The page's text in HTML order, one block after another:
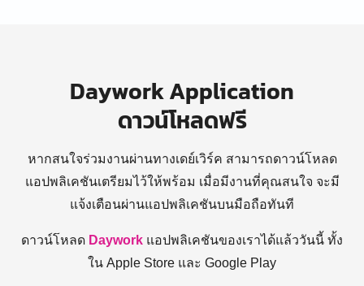
Daywork Application
ดาวน์โหลดฟรี
หากสนใจร่วมงานผ่านทางเดย์เวิร์ค สามารถดาวน์โหลด
แอปพลิเคชันเตรียมไว้ให้พร้อม เมื่อมีงานที่คุณสนใจ จะมี
แจ้งเตือนผ่านแอปพลิเคชันบนมือถือทันที
ดาวน์โหลด Daywork แอปพลิเคชันของเราได้แล้ววันนี้ ทั้ง
ใน Apple Store และ Google Play